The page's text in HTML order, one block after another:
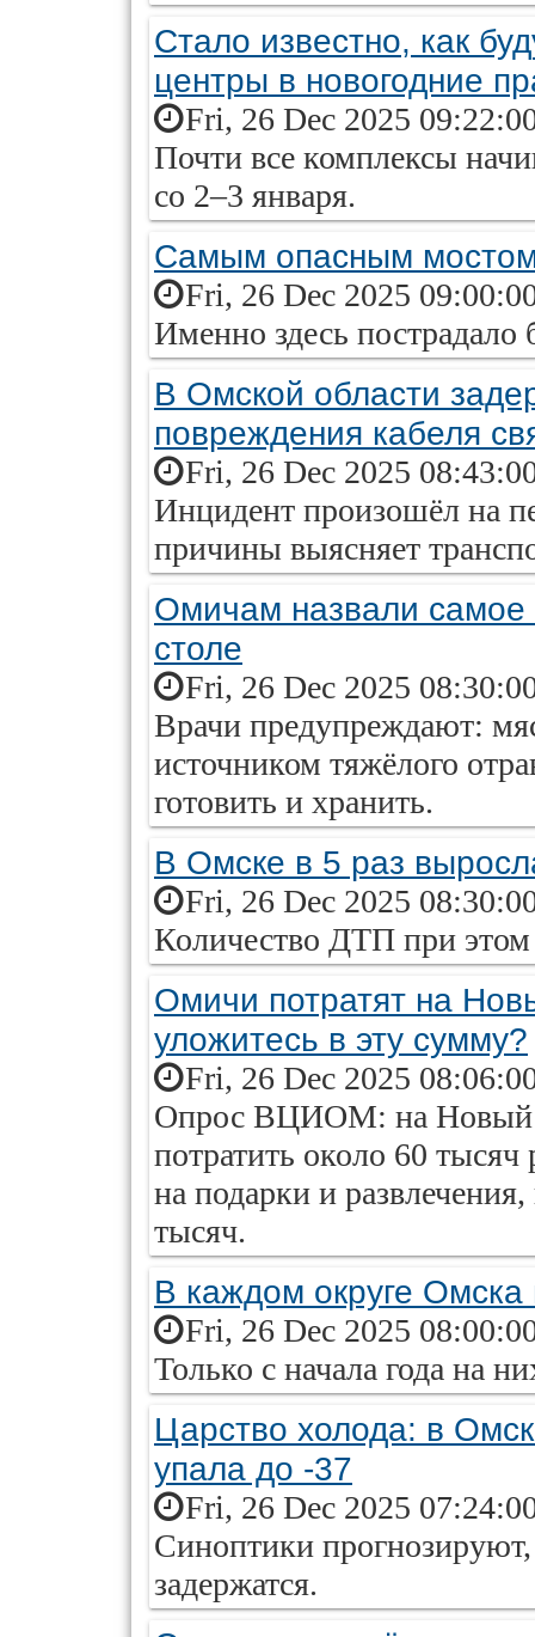
Стало известно, как
центры в новогодние
Fri, 26 Dec 2025
Почти все комплексы
со 2–3 января.
Самым опасным
Fri, 26 Dec 2025
Именно здесь пострадало
В Омской области
повреждения кабеля
Fri, 26 Dec 2025
Инцидент произошёл на
причины выясняет
Омичам назвали самое
столе
Fri, 26 Dec 2025
Врачи предупреждают:
источником тяжёлого
готовить и хранить.
В Омске в 5 раз
Fri, 26 Dec 2025
Количество ДТП при этом
Омичи потратят на
уложитесь в эту сумму?
Fri, 26 Dec 2025
Опрос ВЦИОМ: на Новый
потратить около 60 тысяч
на подарки и
тысяч.
В каждом округе
Fri, 26 Dec 2025
Только с начала года на
Царство холода: в
упала до -37
Fri, 26 Dec 2025
Синоптики
задержатся.